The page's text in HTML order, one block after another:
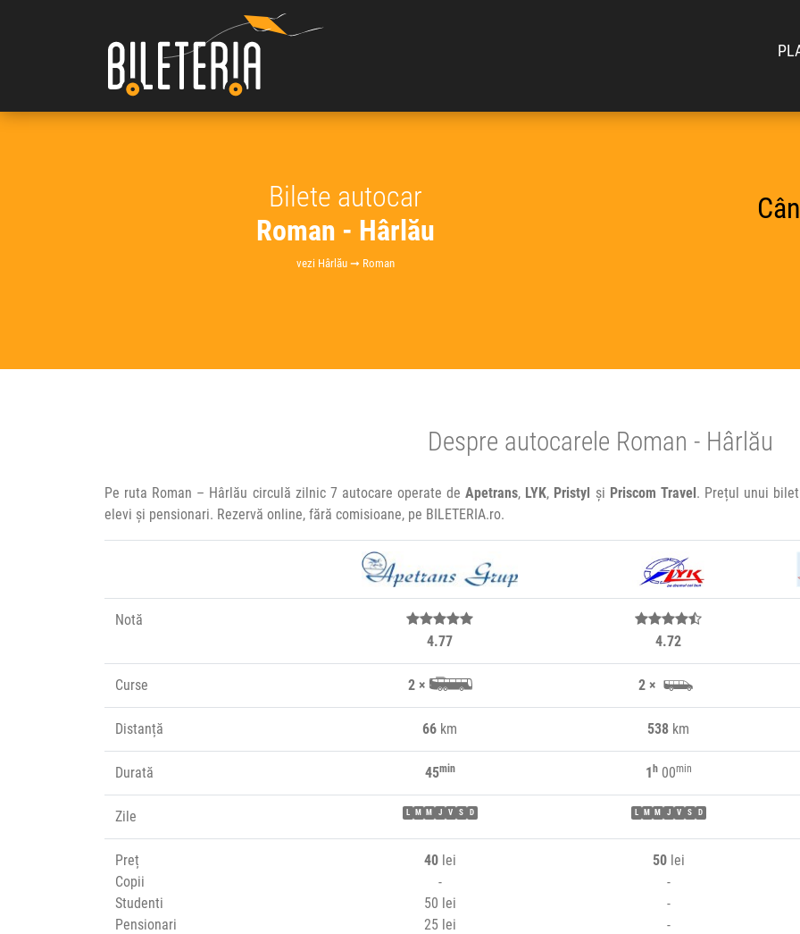
Bilete autocar
Roman - Hârlău
vezi Hârlău ➞ Roman
Despre autocarele Roman - Hârlău
Pe ruta Roman – Hârlău circulă zilnic 7 autocare operate deApetrans, LYK, Pristyl și Priscom Travel. Prețul unui
elevi și pensionari. Rezervă online, fără comisioane, pe BILETERIA.ro.
Notă
4.77
4.72
Curse 2 × 2 ×
Distanță 66 km 538 km
Durată 45min 1h00min
Zile M M J V S D M M J V S D
Preț
Copii
Studenti
Pensionari
40lei
-
50 lei
25 lei
50lei
-
-
-